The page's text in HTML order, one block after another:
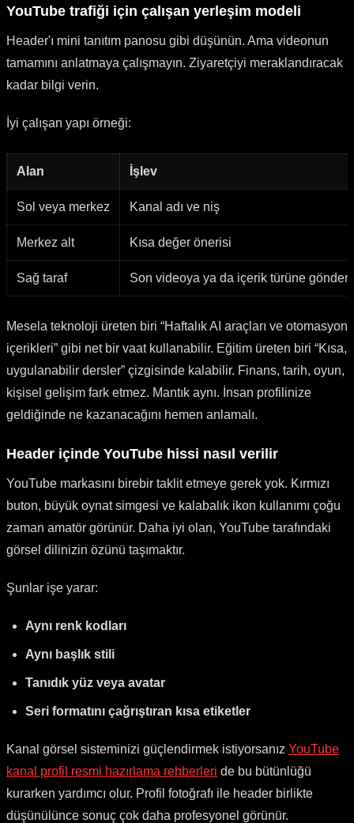
YouTube trafiği için çalışan yerleşim modeli
Header'ı mini tanıtım panosu gibi düşünün. Ama videonun
tamamını anlatmaya çalışmayın. Ziyaretçiyi meraklandıracak
kadar bilgi verin.
İyi çalışan yapı örneği:
Alan İşlev
Sol veya merkez Kanal adı ve niş
Merkez alt Kısa değer önerisi
Sağ taraf Son videoya ya da içerik türüne
Mesela teknoloji üreten biri “Haftalık AI araçları ve otomasyon
içerikleri” gibi net bir vaat kullanabilir. Eğitim üreten biri “Kısa,
uygulanabilir dersler” çizgisinde kalabilir. Finans, tarih, oyun,
kişisel gelişim fark etmez. Mantık aynı. İnsan profilinize
geldiğinde ne kazanacağını hemen anlamalı.
Header içinde YouTube hissi nasıl verilir
YouTube markasını birebir taklit etmeye gerek yok. Kırmızı
buton, büyük oynat simgesi ve kalabalık ikon kullanımı çoğu
zaman amatör görünür. Daha iyi olan, YouTube tarafındaki
görsel dilinizin özünü taşımaktır.
Şunlar işe yarar:
Aynı renk kodları
Aynı başlık stili
Tanıdık yüz veya avatar
Seri formatını çağrıştıran kısa etiketler
Kanal görsel sisteminizi güçlendirmek istiyorsanız YouTube
kanal profil resmi hazırlama rehberleri de bu bütünlüğü
kurarken yardımcı olur. Profil fotoğrafı ile header birlikte
düşünülünce sonuç çok daha profesyonel görünür.